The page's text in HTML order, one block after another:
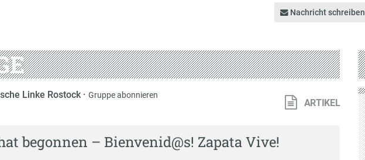
Nachricht schreiben
Linke Rostock · Gruppe abonnieren
ARTIKEL
begonnen – Bienvenid@s! Zapata Vive!